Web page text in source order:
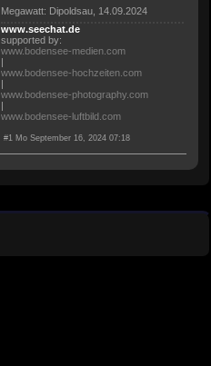
Megawatt: Dipoldsau, 14.09.2024
www.seechat.de
supported by:
www.bodensee-medien.com
|
www.bodensee-hochzeiten.com
|
www.bodensee-photography.com
|
www.bodensee-luftbild.com
#1 Mo September 16, 2024 07:18